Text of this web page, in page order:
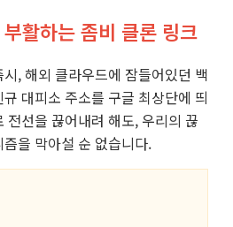
활하는 좀비 클론 링크
, 해외 클라우드에 잠들어있던 백
대피소 주소를 구글 최상단에 띄
전선을 끊어내려 해도, 우리의 끊
을 막아설 순 없습니다.